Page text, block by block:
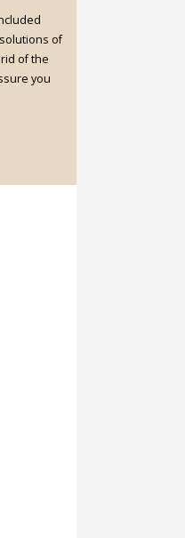
of
of the
you